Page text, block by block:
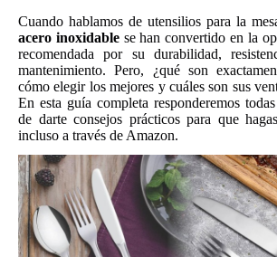
Cuando hablamos de utensilios para la
acero inoxidablese han convertido en la
recomendada por su durabilidad,
mantenimiento. Pero, ¿qué son
cómo elegir los mejores y cuáles son sus
En esta guía completa responderemos
de darte consejos prácticos para que
incluso a través de Amazon.